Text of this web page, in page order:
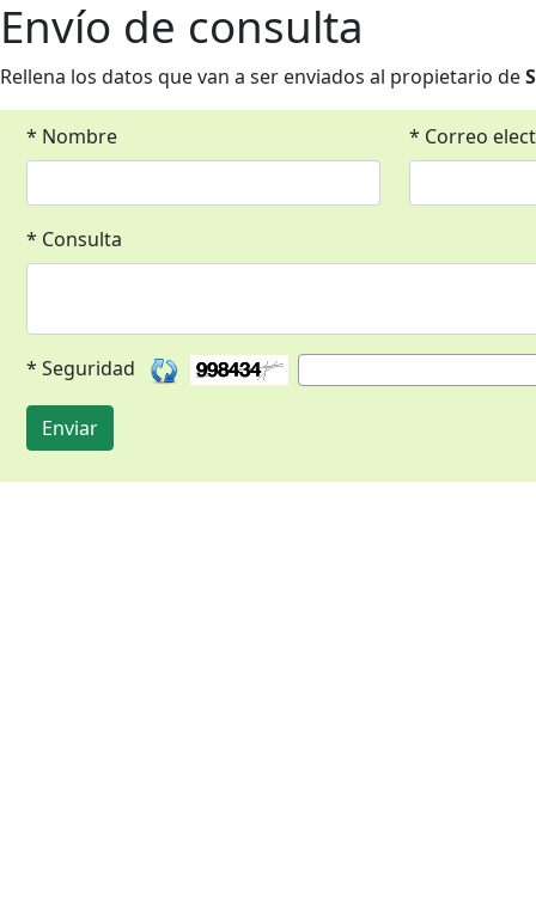
Envío de consulta
Rellena los datos que van a ser enviados al propietario de
* Nombre * Correo
* Consulta
* Seguridad
Enviar